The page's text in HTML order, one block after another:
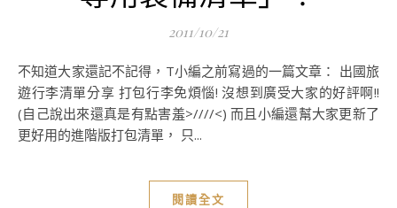
2011/10/21
不知道大家還記不記得，T小編之前寫過的一篇文章： 出國旅
遊行李清單分享 打包行李免煩惱! 沒想到廣受大家的好評啊!!
(自己說出來還真是有點害羞>////<) 而且小編還幫大家更新了
更好用的進階版打包清單， 只...
閱讀全文